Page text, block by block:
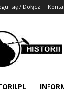
się / Dołącz
Historii